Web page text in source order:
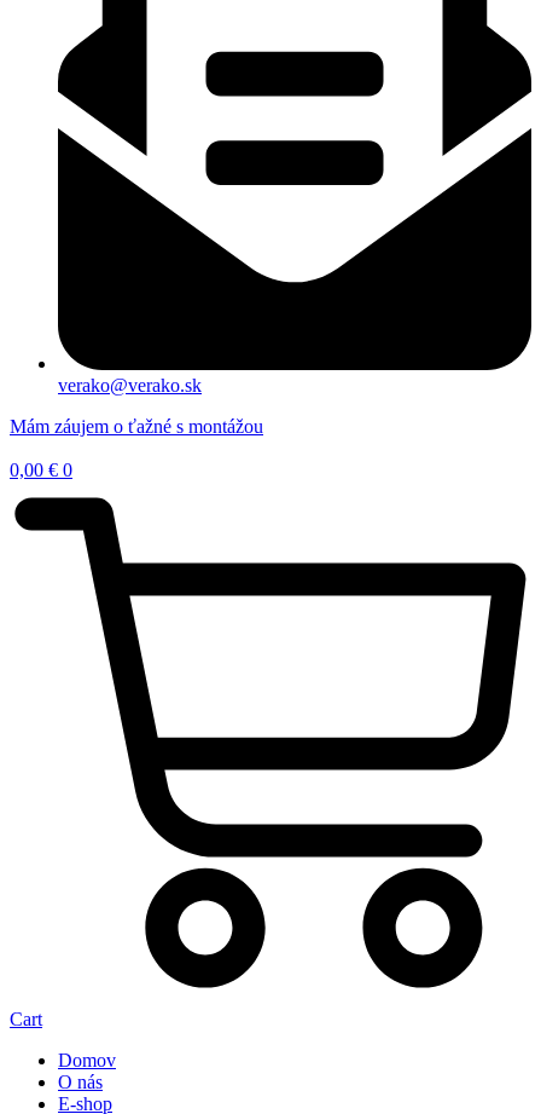
verako@verako.sk
Mám záujem o ťažné s montážou
0,00 € 0
Cart
Domov
O nás
E-shop